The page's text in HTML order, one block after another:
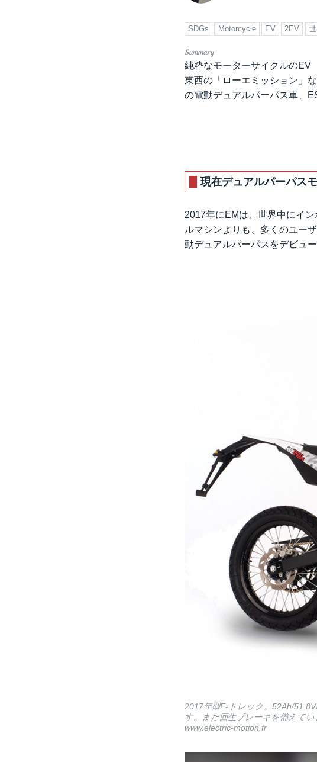
SDGs Motorcycle EV 2EV
純粋なモーターサイクルのEV
東西の「ローエミッション」
の電動デュアルパーパス車、
現在デュアルパーパス
2017年にEMは、世界中にイ
ルマシンよりも、多くのユー
動デュアルパーパスをデビュー
2017年型E-トレック。52Ah/
す。また回生ブレーキを備えてい
www.electric-motion.fr